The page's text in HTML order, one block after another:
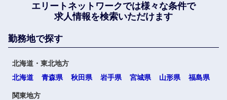
エリートネットワークでは様々な条件で
求人情報を検索いただけます
勤務地で探す
北海道・東北地方
北海道
青森県 秋田県 岩手県 宮城県 山形県 福島県
関東地方